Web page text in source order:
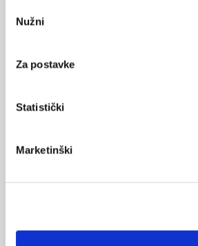
pristanka
Nužni
Za postavke
Statistički
Marketinški
Tjedan ADHD-a
Iznenađujući učinak melatonina